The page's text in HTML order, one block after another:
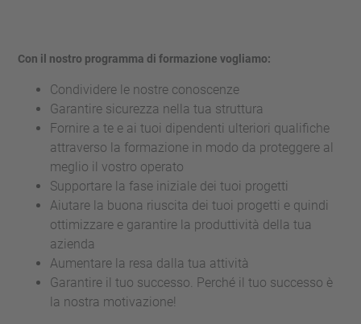
Con il nostro programma di formazione vogliamo:
Condividere le nostre conoscenze
Garantire sicurezza nella tua struttura
Fornire a te e ai tuoi dipendenti ulteriori qualifiche
attraverso la formazione in modo da proteggere al
meglio il vostro operato
Supportare la fase iniziale dei tuoi progetti
Aiutare la buona riuscita dei tuoi progetti e quindi
ottimizzare e garantire la produttività della tua
azienda
Aumentare la resa dalla tua attività
Garantire il tuo successo. Perché il tuo successo è
la nostra motivazione!